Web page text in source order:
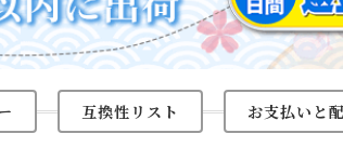
互換性リスト お支払いと